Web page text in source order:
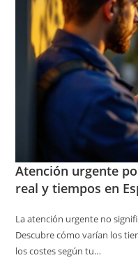
en
servicios
de
calderas:
práctica
Atención urgente
real y tiempos en
La atención urgente no
Descubre cómo varían los
los costes según tu…